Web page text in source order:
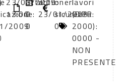
2009
13:000
0
23/01/2009
sicurezza:
0
(DPR
2000):
0000 -
NON
PRESENTE